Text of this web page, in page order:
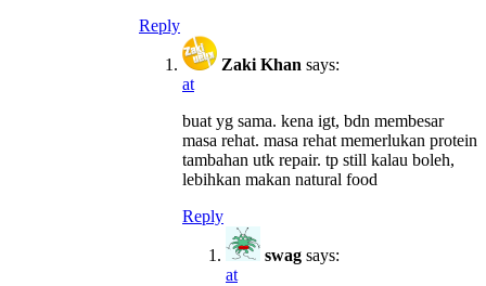
Reply
Zaki Khan says:
at
buat yg sama. kena igt, bdn membesar
masa rehat. masa rehat memerlukan protein
tambahan utk repair. tp still kalau boleh,
lebihkan makan natural food
Reply
swag says:
at